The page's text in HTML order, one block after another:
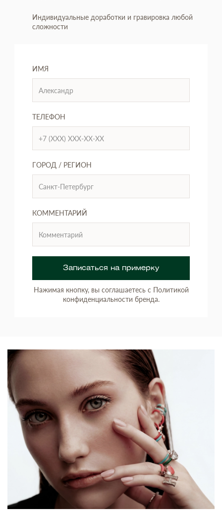
Индивидуальные доработки и гравировка любой
сложности
ИМЯ
ТЕЛЕФОН
ГОРОД / РЕГИОН
КОММЕНТАРИЙ
Записаться на примерку
Нажимая кнопку, вы соглашаетесь с Политикой
конфиденциальности бренда.